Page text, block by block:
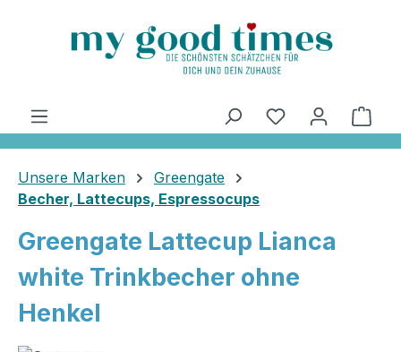
Unsere Marken
Greengate
Becher, Lattecups, Espressocups
Greengate Lattecup Lianca
white Trinkbecher ohne
Henkel